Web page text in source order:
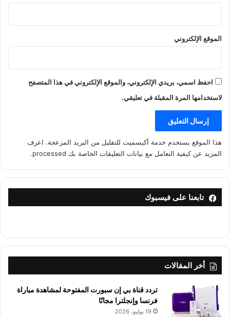
الموقع الإلكتروني
احفظ اسمي، بريدي الإلكتروني، والموقع الإلكتروني في هذا المتصفح
لاستخدامها المرة المقبلة في تعليقي.
هذا الموقع يستخدم خدمة أكيسميت للتقليل من البريد المزعجة. اعرف
المزيد عن كيفية التعامل مع بيانات التعليقات الخاصة بك processed
.
تابعنا على فيسبوك
أخر المقالات
تردد قناة بي إن سبورت المفتوحة لمشاهدة مباراة
فرنسا وإنجلترا مجانًا
19 يوليو، 2026